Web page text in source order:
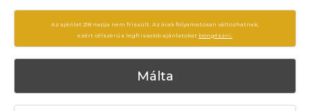
Az ajánlat 218 napja nem frissült. Az árak folyamatosan változhatnak,
ezért célszerű a legfrissebb ajánlatokat böngészni.
Málta